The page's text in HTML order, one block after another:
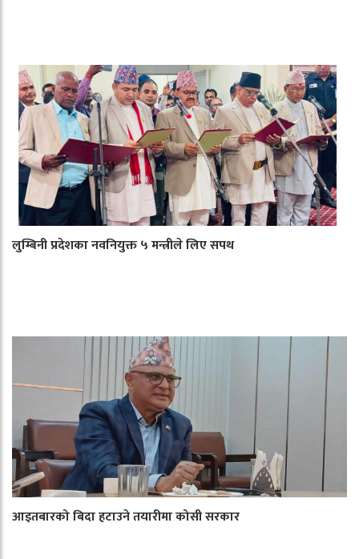
लुम्बिनी प्रदेशका नवनियुक्त ५ मन्त्रीले लिए सपथ
आइतबारको बिदा हटाउने तयारीमा कोसी सरकार